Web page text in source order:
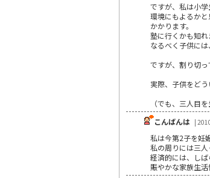
ですが、私は小学
環境にもよるか
かかります。
塾に行くかも知れ
なるべく子供には
ですが、割り切
実際、子供をど
（でも、三人目
こんばんは |
私は今第2子を妊
私の周りには三
経済的には、し
賑やかな家族生